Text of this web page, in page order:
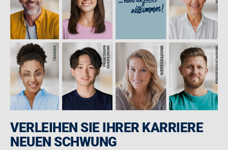
VERLEIHEN SIE IHRER KARRIERE
NEUEN SCHWUNG